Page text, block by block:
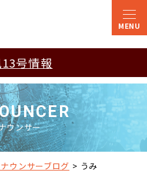
号情報
ウンサー
ウンサーブログ うみ